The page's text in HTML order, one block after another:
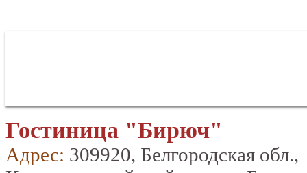
Гостиница "Бирюч"
Адрес: 309920, Белгородская обл.,